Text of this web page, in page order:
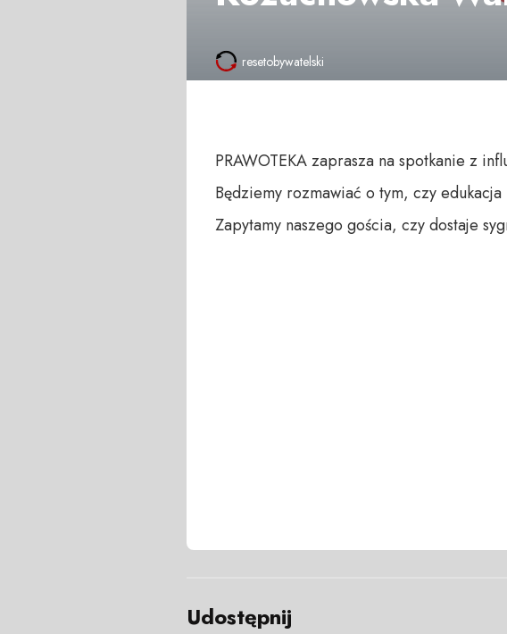
resetobywatelski
PRAWOTEKA zaprasza na spotkanie z
Będziemy rozmawiać o tym, czy
Zapytamy naszego gościa, czy dostaje
Udostępnij